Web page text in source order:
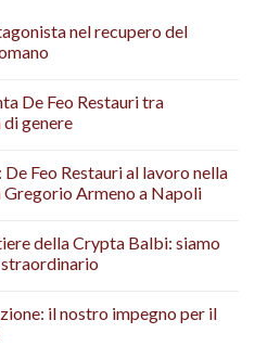
nel recupero del
De Feo Restauri tra
genere
Feo Restauri al lavoro nella
Gregorio Armeno a Napoli
della Crypta Balbi: siamo
il nostro impegno per il